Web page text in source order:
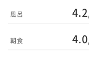
風呂 4.2
朝食 4.0